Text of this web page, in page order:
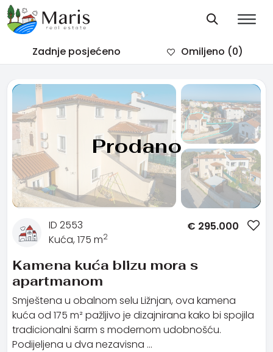
Zadnje posjećeno Omiljeno (0)
Prodano
ID 2553
Kuća, 175 m2
€ 295.000
Kamena kuća blizu mora s
apartmanom
Smještena u obalnom selu Ližnjan, ova kamena
kuća od 175 m² pažljivo je dizajnirana kako bi spojila
tradicionalni šarm s modernom udobnošću.
Podijeljena u dva nezavisna …